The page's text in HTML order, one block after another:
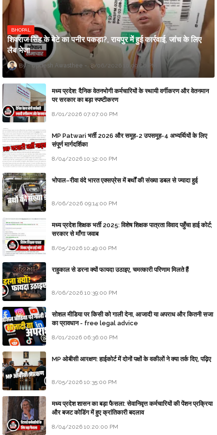
BHOPAL
शिवराज सिंह के बेटे का पनीर पकड़ा?, रायपुर में हुई कार्रवाई, जांच के लिए
लैब भेजा
Updesh Awasthee 8/06/2026 10:09:00 PM
मध्य प्रदेश: दैनिक वेतनभोगी कर्मचारियों के स्थायी वर्गीकरण और वेतनमान
पर सरकार का बड़ा स्पष्टीकरण
8/01/2026 07:07:00 PM
MP Patwari भर्ती 2026 और समूह-2 उपसमूह-4 अभ्यर्थियों के लिए
संपूर्ण मार्गदर्शिका
8/04/2026 10:32:00 PM
भोपाल–रीवा वंदे भारत एक्सप्रेस में बर्थों की संख्या डबल से ज्यादा हुई
8/06/2026 09:14:00 PM
मध्य प्रदेश शिक्षक भर्ती 2025: विशेष शिक्षक पात्रता विवाद पहुँचा हाई कोर्ट;
सरकार से माँगा जवाब
8/05/2026 10:49:00 PM
राहुकाल से डरना क्यों फायदा उठाइए, चमत्कारी परिणाम मिलते हैं
8/06/2026 10:39:00 PM
सोशल मीडिया पर किसी को गाली देना, आजादी या अपराध और कितनी सजा
का प्रावधान - free legal advice
8/01/2026 06:36:00 PM
MP ओबीसी आरक्षण: हाईकोर्ट में दोनों पक्षों के वकीलों ने क्या तर्क दिए, पढ़िए
8/05/2026 10:35:00 PM
मध्य प्रदेश शासन का बड़ा फैसला: सेवानिवृत्त कर्मचारियों की पेंशन प्रक्रिया
और बजट कोडिंग में हुए क्रांतिकारी बदलाव
8/04/2026 10:20:00 PM